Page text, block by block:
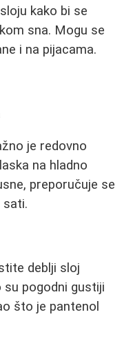
kako bi se
sna. Mogu se
i na pijacama.
je redovno
na hladno
preporučuje se
sati.
deblji sloj
su pogodni gustiji
što je pantenol